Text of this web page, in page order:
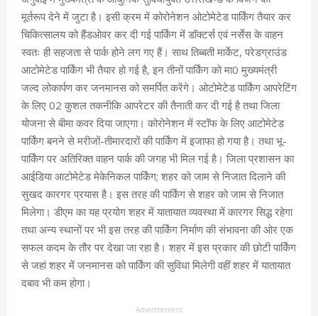
मूर्तरूप देने में जुटा है। इसी क्रम में कोरोनेशन ओटोमेटेड पार्किंग तैयार कर
चिकित्सालय को हैंडओवर कर दी गई पार्किंग में डॉक्टर्स एवं नर्सेस के वाहन
स्वतः ही सहजता से पार्क होने लग गए हैं। साथ तिब्बती मार्केट, परेडग्राउंड
आटोमेटेड पार्किंग भी तैयार हो गई है, इन तीनों पार्किंग को मा0 मुख्यमंत्री
जल्द लोकार्पण कर जनमानस को समर्पित करेंगे। ओटोमेटेड पार्किंग आपरेटिंग
के लिए 02 कुशल तकनीकि आपरेटर की तैनाती कर दी गई है तथा जिला
योजना से बीमा कवर दिया जाएगा। कोरोनेशन में स्टॉफ के लिए आटोमेटेड
पार्किंग बनने से मरीजों-तीमारदारों की पार्किंग में इजाफा हो गया है। तथा भू-
पार्किंग पर अतिरिक्त वाहन पार्क की जगह भी मिल गई है। जिला प्रशासन का
आईडिया आटोमेटेड मेकेनिकल पार्किंग; शहर को जाम से निजात दिलाने की
सुखद कारगर प्रयास है। इस तरह की पार्किंग से शहर को जाम से निजात
मिलेगा। डीएम का यह प्रयोग शहर में यातायात व्यवस्था में कारगर सिद्ध रहेगा
तथा अन्य स्थानों पर भी इस तरह की पार्किंग निर्माण की संभावना की ओर एक
सफल कदम के तौर पर देखा जा रहा है। शहर में इस प्रकार की छोटी पार्किंग
से जहां शहर में जनमानस को पार्किंग की सुविधा मिलेगी वहीं शहर में यातायात
दबाव भी कम होगा।
Advertisement